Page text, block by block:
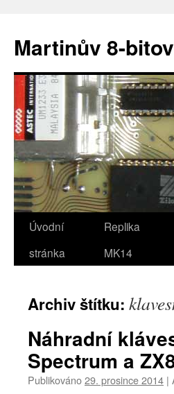
obsahu
webu
Martinův 8-
Úvodní
stránka
Replika
MK14
Archiv štítku:
Náhradní
Spectrum a
Publikováno29. prosince 2014 |